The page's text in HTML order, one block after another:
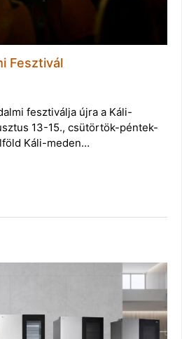
Fesztivál
fesztiválja újra a Káli-
13-15., csütörtök-péntek-
Káli-meden…